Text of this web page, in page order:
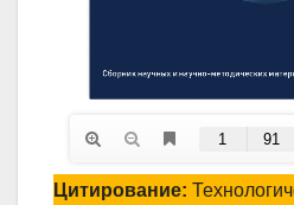
Цитирование: